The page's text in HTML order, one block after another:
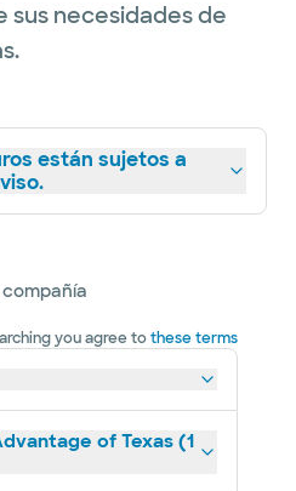
sus necesidades de
están sujetos a
compañía
you agree tothese terms
of Texas (1